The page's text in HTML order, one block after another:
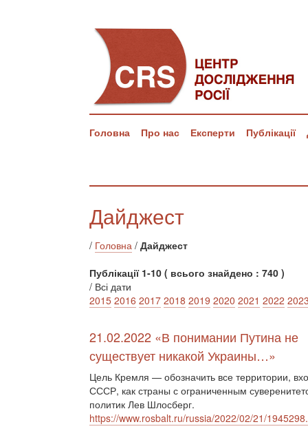
Головна Про нас Експерти Публікації
Дайджест
/ Головна / Дайджест
Публікації 1-10 ( всього знайдено : 740 )
/ Всі дати
2015 2016 2017 2018 2019 2020 2021 2022
21.02.2022 «В понимании Путина не
существует никакой Украины…»
Цель Кремля — обозначить все территории,
СССР, как страны с ограниченным
политик Лев Шлосберг.
https://www.rosbalt.ru/russia/2022/02/21/